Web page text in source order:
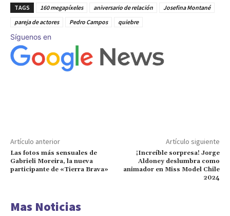
TAGS 160 megapíxeles aniversario de relación
Josefina Montané
pareja de actores
Pedro Campos quiebre
Síguenos en
Artículo anterior
Las fotos más sensuales de
Gabrieli Moreira, la nueva
participante de «Tierra Brava»
Artículo siguiente
¡Increíble sorpresa! Jorge
Aldoney deslumbra como
animador en Miss Model Chile
2024
Mas Noticias